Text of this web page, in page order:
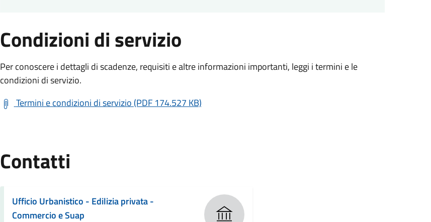
Condizioni di servizio
Per conoscere i dettagli di scadenze, requisiti e altre informazioni importanti, leggi i termini e le
condizioni di servizio.
Termini e condizioni di servizio (PDF 174.527 KB)
Contatti
Ufficio Urbanistico - Edilizia privata -
Commercio e Suap